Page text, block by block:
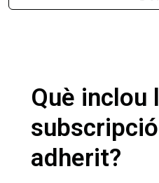
Què inclou
adherit?